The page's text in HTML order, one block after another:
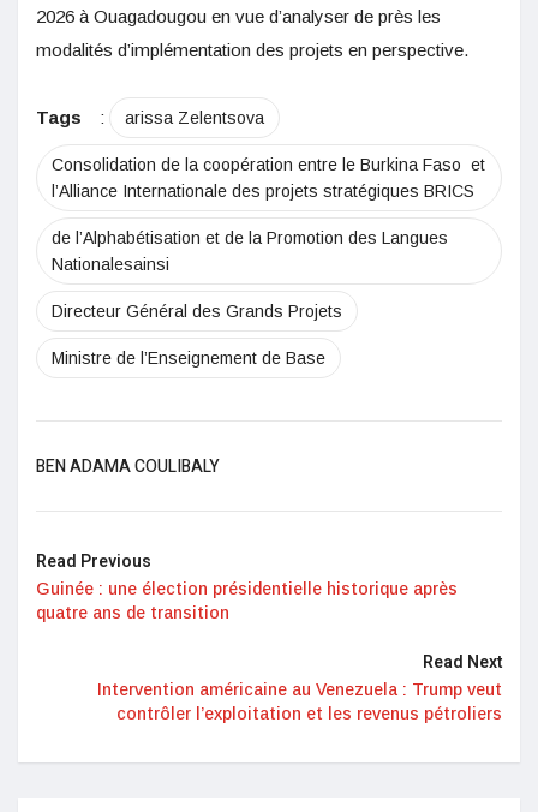
2026 à Ouagadougou en vue d’analyser de près les
modalités d’implémentation des projets en perspective.
Tags : arissa Zelentsova
Consolidation de la coopération entre le Burkina Faso et
l’Alliance Internationale des projets stratégiques BRICS
de l’Alphabétisation et de la Promotion des Langues
Nationalesainsi
Directeur Général des Grands Projets
Ministre de l’Enseignement de Base
BEN ADAMA COULIBALY
Read Previous
Guinée : une élection présidentielle historique après
quatre ans de transition
Read Next
Intervention américaine au Venezuela : Trump veut
contrôler l’exploitation et les revenus pétroliers